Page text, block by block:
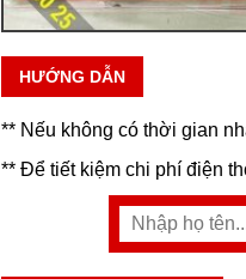
HƯỚNG DẪN
** Nếu không có thời gian
** Để tiết kiệm chi phí điện